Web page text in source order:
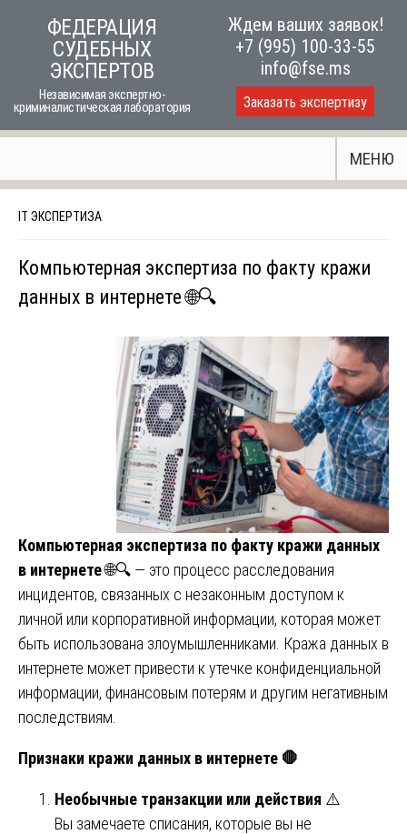
ФЕДЕРАЦИЯ
СУДЕБНЫХ
ЭКСПЕРТОВ
Независимая экспертно-
криминалистическая лаборатория
Ждем ваших заявок!
+7 (995) 100-33-55
info@fse.ms
Заказать экспертизу
МЕНЮ
IT ЭКСПЕРТИЗА
Компьютерная экспертиза по факту кражи
данных в интернете 🌐🔍
Компьютерная экспертиза по факту кражи данных
в интернете🌐🔍 — это процесс расследования
инцидентов, связанных с незаконным доступом к
личной или корпоративной информации, которая может
быть использована злоумышленниками. Кража данных в
интернете может привести к утечке конфиденциальной
информации, финансовым потерям и другим негативным
последствиям.
Признаки кражи данных в интернете 🛑
Необычные транзакции или действия ⚠️
Вы замечаете списания, которые вы не